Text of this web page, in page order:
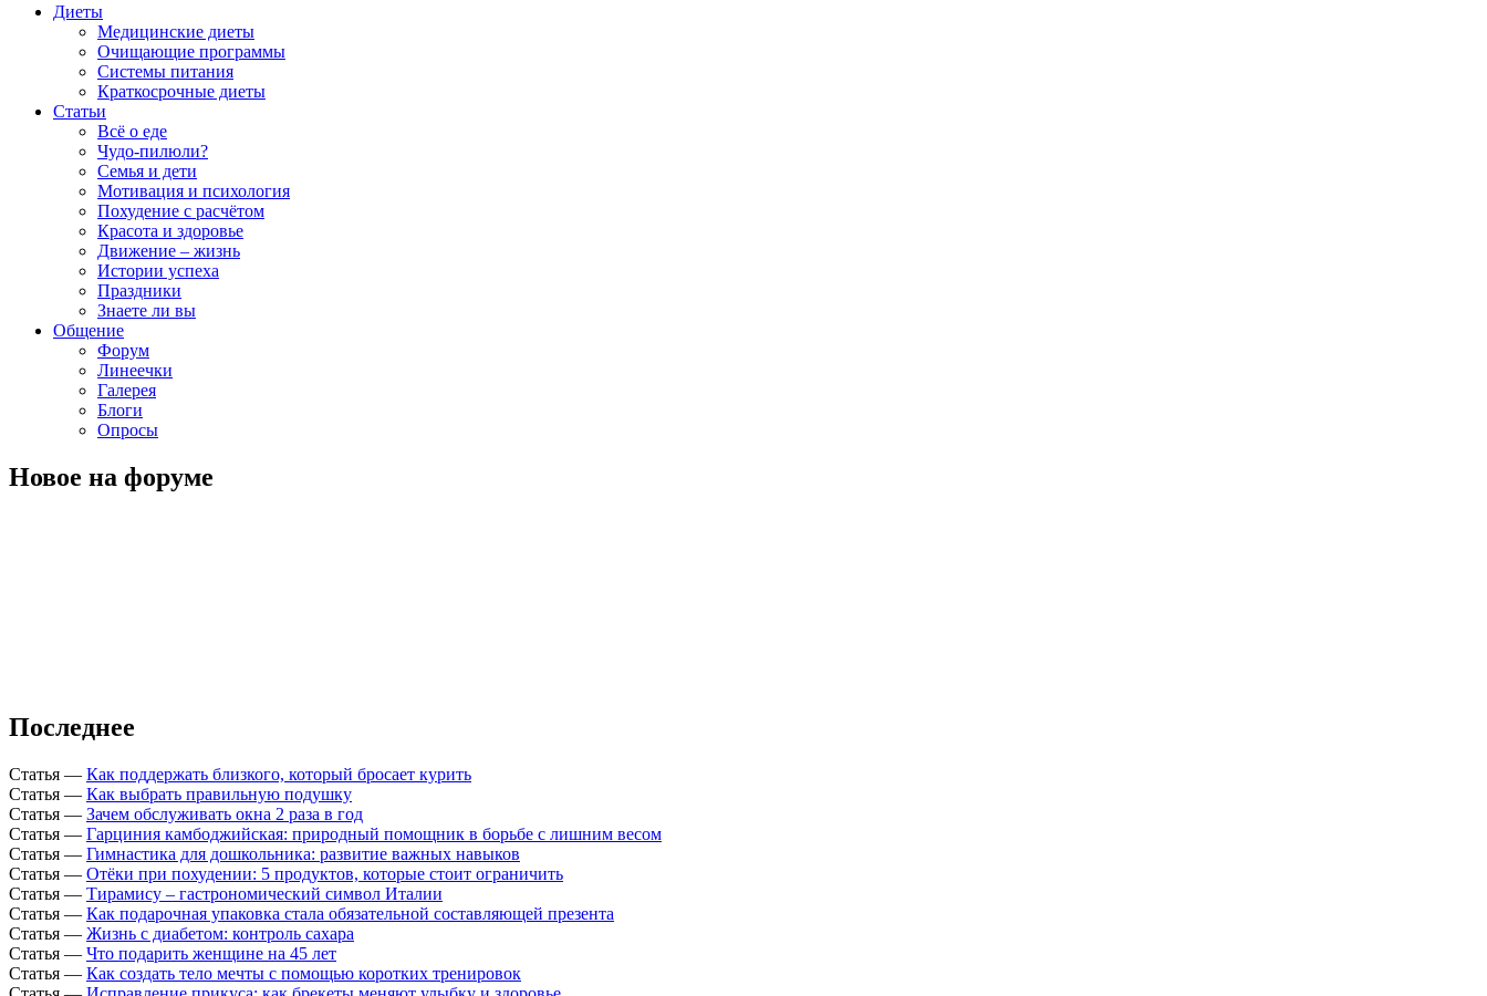
Диеты
Медицинские диеты
Очищающие программы
Системы питания
Краткосрочные диеты
Статьи
Всё о еде
Чудо-пилюли?
Семья и дети
Мотивация и психология
Похудение с расчётом
Красота и здоровье
Движение – жизнь
Истории успеха
Праздники
Знаете ли вы
Общение
Форум
Линеечки
Галерея
Блоги
Опросы
Новое на форуме
Последнее
Статья — Как поддержать близкого, который бросает курить
Статья — Как выбрать правильную подушку
Статья — Зачем обслуживать окна 2 раза в год
Статья — Гарциния камбоджийская: природный помощник в борьбе с лишним весом
Статья — Гимнастика для дошкольника: развитие важных навыков
Статья — Отёки при похудении: 5 продуктов, которые стоит ограничить
Статья — Тирамису – гастрономический символ Италии
Статья — Как подарочная упаковка стала обязательной составляющей презента
Статья — Жизнь с диабетом: контроль сахара
Статья — Что подарить женщине на 45 лет
Статья — Как создать тело мечты с помощью коротких тренировок